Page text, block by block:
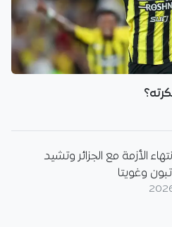
الأزمة مع الجزائر وتشيد
وغويتا